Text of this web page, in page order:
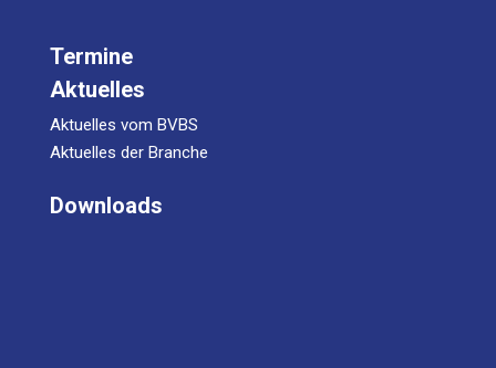
Termine
Aktuelles
Aktuelles vom BVBS
Aktuelles der Branche
Downloads